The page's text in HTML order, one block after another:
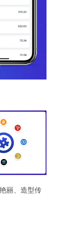
丽、造型传